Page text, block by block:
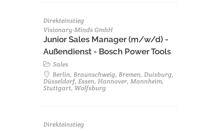
Direkteinstieg
Visionary-Minds GmbH
Junior Sales Manager (m/w/d) -
Außendienst - Bosch Power Tools
Sales
Berlin, Braunschweig, Bremen, Duisburg,
Düsseldorf, Essen, Hannover, Mannheim,
Stuttgart, Wolfsburg
Direkteinstieg